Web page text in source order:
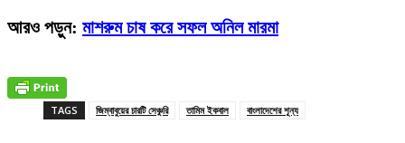
আরও পড়ুন: মাশরুম চাষ করে সফল অনিল মারমা
TAGS জিম্বাবুয়ের চারটি সেঞ্চুরি তামিম ইকবাল বাংলাদেশের শূন্য